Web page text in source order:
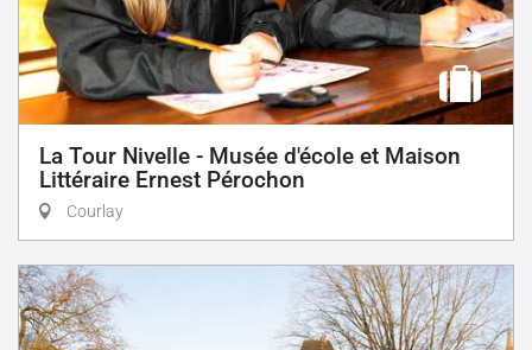
La Tour Nivelle - Musée d'école et Maison
Littéraire Ernest Pérochon
Courlay